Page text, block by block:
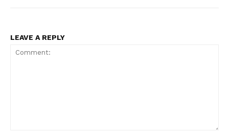
LEAVE A REPLY